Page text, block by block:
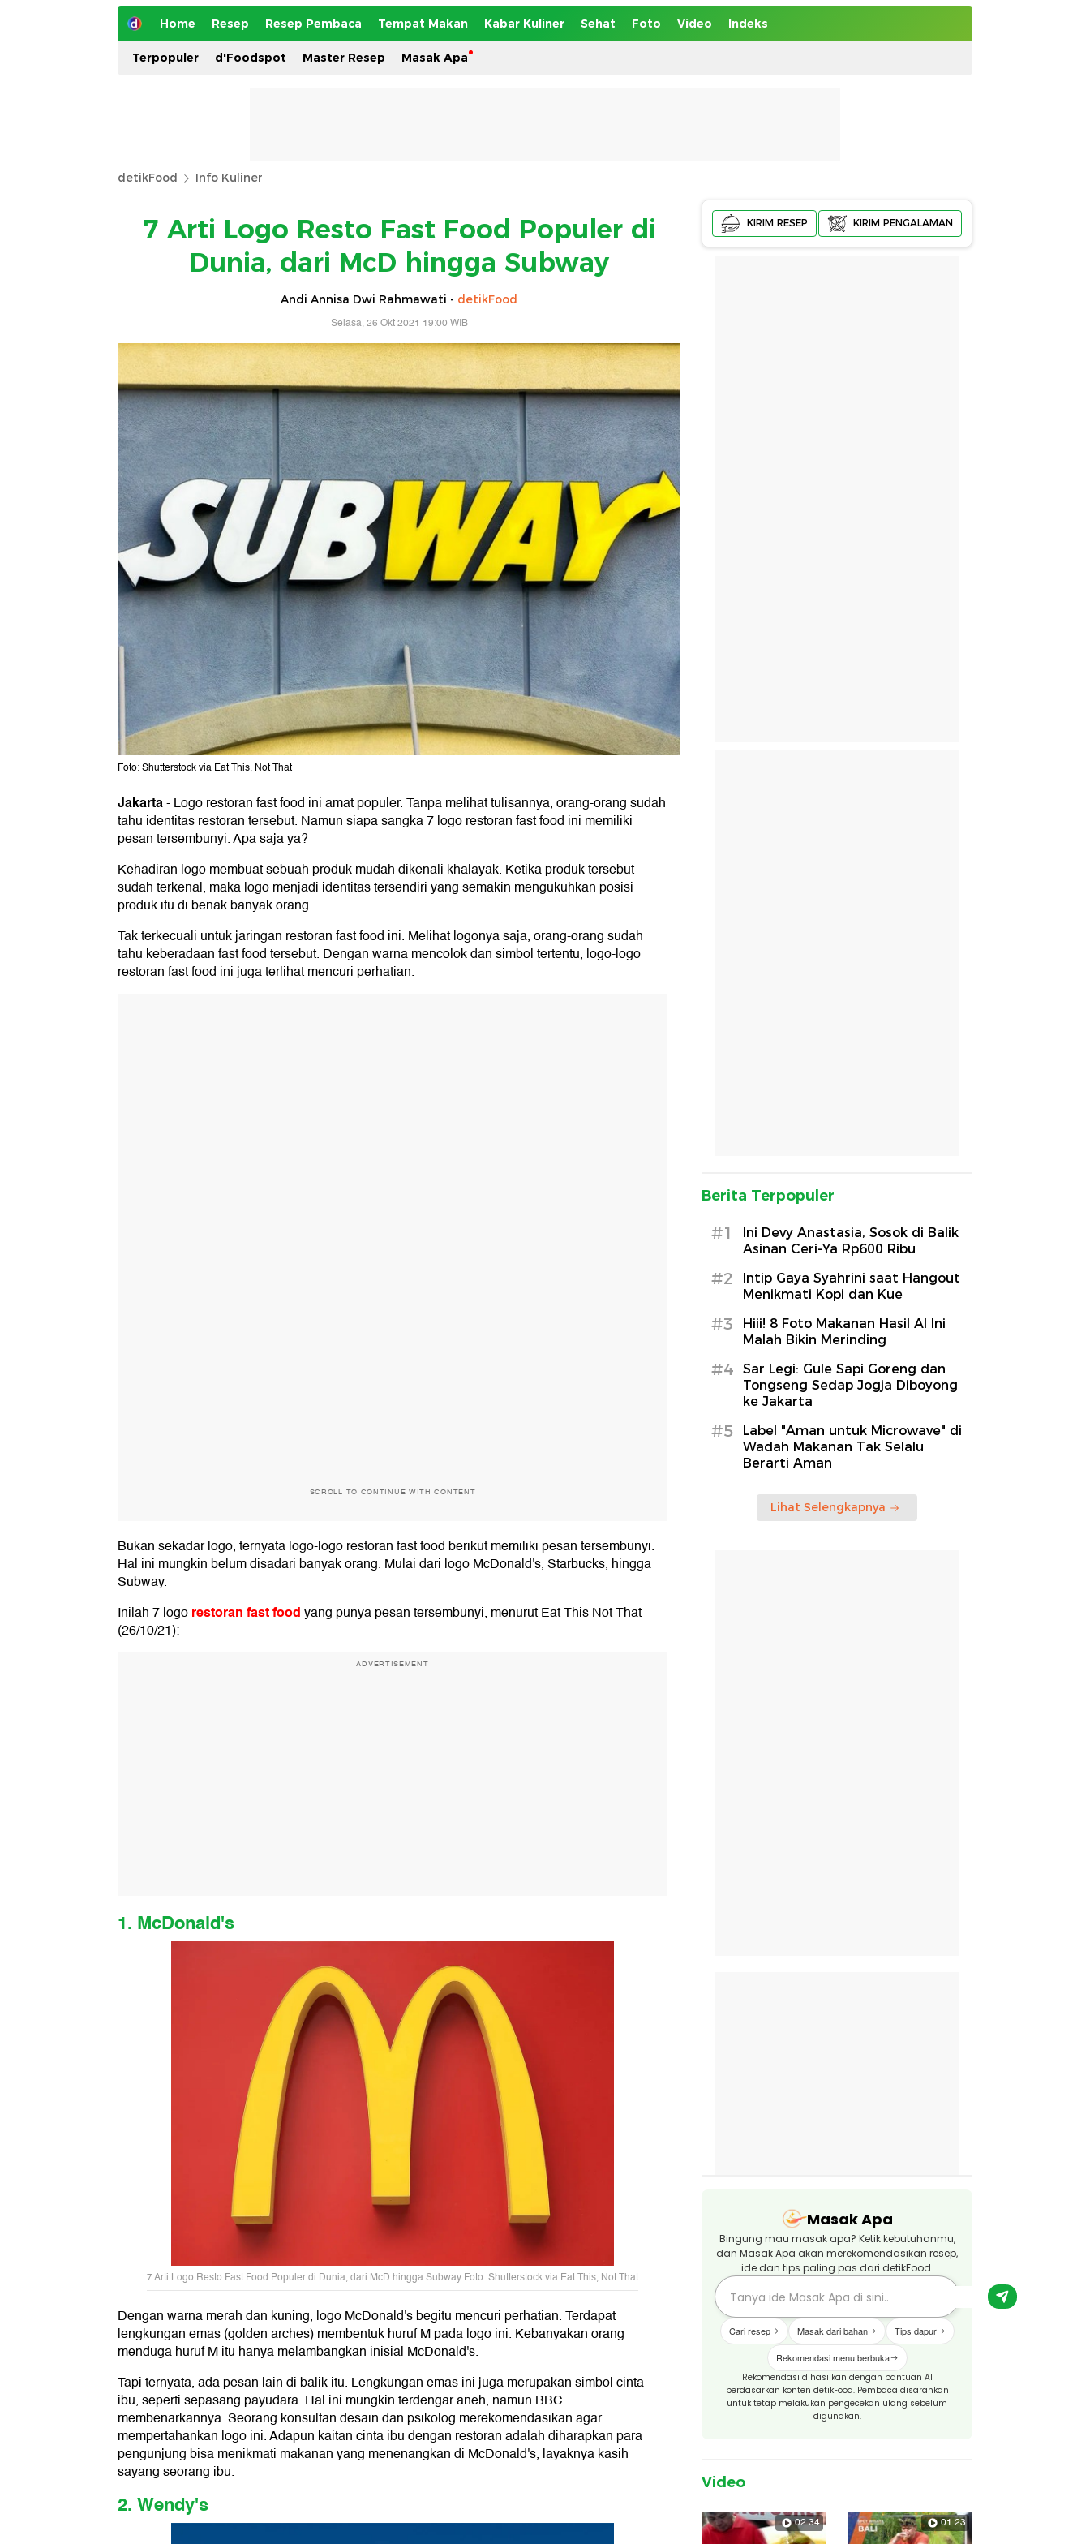
Home Resep Resep Pembaca Tempat Makan Kabar Kuliner Sehat Foto Video Indeks
Terpopuler d'Foodspot Master Resep Masak Apa
detikFood Info Kuliner
7 Arti Logo Resto Fast Food Populer di
Dunia, dari McD hingga Subway
Andi Annisa Dwi Rahmawati - detikFood
Selasa, 26 Okt 2021 19:00 WIB
Foto: Shutterstock via Eat This, Not That
Jakarta-Logo restoran fast food ini amat populer. Tanpa melihat tulisannya, orang-orang sudah
tahu identitas restoran tersebut. Namun siapa sangka 7 logo restoran fast food ini memiliki
pesan tersembunyi. Apa saja ya?
Kehadiran logo membuat sebuah produk mudah dikenali khalayak. Ketika produk tersebut
sudah terkenal, maka logo menjadi identitas tersendiri yang semakin mengukuhkan posisi
produk itu di benak banyak orang.
Tak terkecuali untuk jaringan restoran fast food ini. Melihat logonya saja, orang-orang sudah
tahu keberadaan fast food tersebut. Dengan warna mencolok dan simbol tertentu, logo-logo
restoran fast food ini juga terlihat mencuri perhatian.
SCROLL TO CONTINUE WITH CONTENT
Bukan sekadar logo, ternyata logo-logo restoran fast food berikut memiliki pesan tersembunyi.
Hal ini mungkin belum disadari banyak orang. Mulai dari logo McDonald's, Starbucks, hingga
Subway.
Inilah 7 logorestoran fast foodyang punya pesan tersembunyi, menurut Eat This Not That
(26/10/21):
ADVERTISEMENT
1. McDonald's
7 Arti Logo Resto Fast Food Populer di Dunia, dari McD hingga Subway Foto: Shutterstock via Eat This, Not That
Dengan warna merah dan kuning, logo McDonald's begitu mencuri perhatian. Terdapat
lengkungan emas (golden arches) membentuk huruf M pada logo ini. Kebanyakan orang
menduga huruf M itu hanya melambangkan inisial McDonald's.
Tapi ternyata, ada pesan lain di balik itu. Lengkungan emas ini juga merupakan simbol cinta
ibu, seperti sepasang payudara. Hal ini mungkin terdengar aneh, namun BBC
membenarkannya. Seorang konsultan desain dan psikolog merekomendasikan agar
mempertahankan logo ini. Adapun kaitan cinta ibu dengan restoran adalah diharapkan para
pengunjung bisa menikmati makanan yang menenangkan di McDonald's, layaknya kasih
sayang seorang ibu.
2. Wendy's
KIRIM RESEP KIRIM PENGALAMAN
Berita Terpopuler
#1
Ini Devy Anastasia, Sosok di Balik
Asinan Ceri-Ya Rp600 Ribu
#2
Intip Gaya Syahrini saat Hangout
Menikmati Kopi dan Kue
#3
Hiii! 8 Foto Makanan Hasil AI Ini
Malah Bikin Merinding
#4
Sar Legi: Gule Sapi Goreng dan
Tongseng Sedap Jogja Diboyong
ke Jakarta
#5
Label "Aman untuk Microwave" di
Wadah Makanan Tak Selalu
Berarti Aman
Lihat Selengkapnya
Masak Apa
Bingung mau masak apa? Ketik kebutuhanmu,
dan Masak Apa akan merekomendasikan resep,
ide dan tips paling pas dari detikFood.
Cari resep Masak dari bahan Tips dapur
Rekomendasi menu berbuka
Rekomendasi dihasilkan dengan bantuan AI
berdasarkan konten detikFood. Pembaca disarankan
untuk tetap melakukan pengecekan ulang sebelum
digunakan.
Video
02:34 01:23